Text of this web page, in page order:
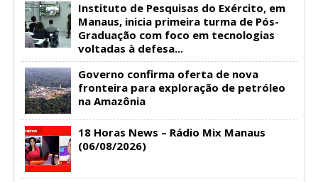
Instituto de Pesquisas do Exército, em
Manaus, inicia primeira turma de Pós-
Graduação com foco em tecnologias
voltadas à defesa...
Governo confirma oferta de nova
fronteira para exploração de petróleo
na Amazônia
18 Horas News​​​​​​​​​​​​ – Rádio Mix Manaus
(06/08/2026)